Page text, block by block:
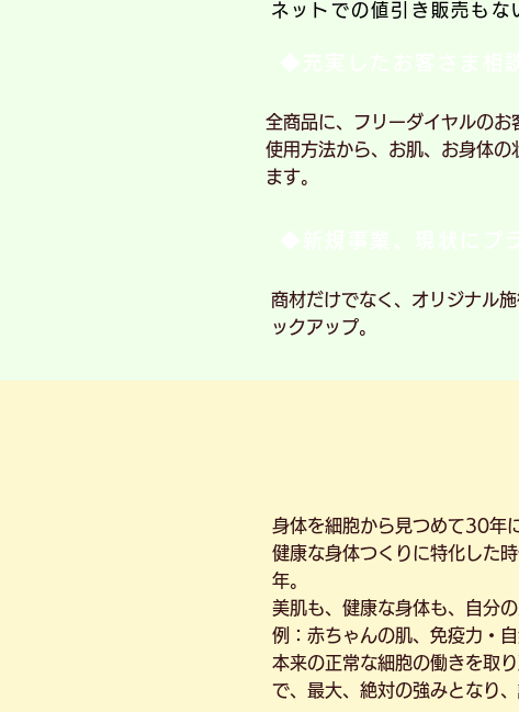
ネットでの値引き販売もな
全商品に、フリーダイヤルのお
使用方法から、お肌、お身体
ます。
商材だけでなく、オリジナル
ックアップ。
身体を細胞から見つめて30年
健康な身体つくりに特化した
年。
美肌も、健康な身体も、自分
例：赤ちゃんの肌、免疫力・
本来の正常な細胞の働きを取
で、最大、絶対の強みとなり